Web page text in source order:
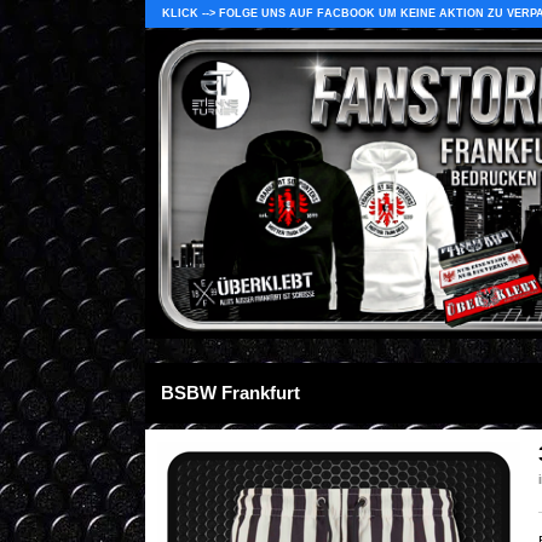
KLICK --> FOLGE UNS AUF FACBOOK UM KEINE AKTION ZU
BSBW Frankfurt